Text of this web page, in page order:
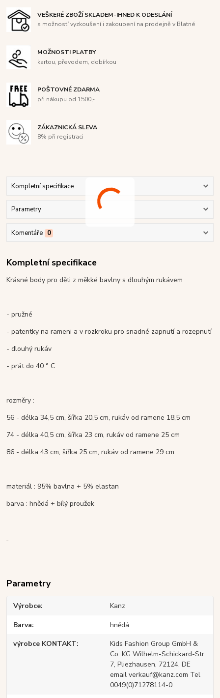
VEŠKERÉ ZBOŽÍ SKLADEM-IHNED K ODESLÁNÍ
s možností vyzkoušení i zakoupení na prodejně v Blatné
MOŽNOSTI PLATBY
kartou, převodem, dobírkou
POŠTOVNÉ ZDARMA
při nákupu od 1500,-
ZÁKAZNICKÁ SLEVA
8% při registraci
Kompletní specifikace
Parametry
Komentáře 0
Kompletní specifikace
Krásné body pro děti z měkké bavlny s dlouhým rukávem
- pružné
- patentky na rameni a v rozkroku pro snadné zapnutí a rozepnutí
- dlouhý rukáv
- prát do 40 ° C
rozměry :
56 - délka 34,5 cm, šířka 20,5 cm, rukáv od ramene 18,5 cm
74 - délka 40,5 cm, šířka 23 cm, rukáv od ramene 25 cm
86 - délka 43 cm, šířka 25 cm, rukáv od ramene 29 cm
materiál : 95% bavlna + 5% elastan
barva : hnědá + bílý proužek
Parametry
Výrobce Kanz
Barva hnědá
výrobce KONTAKT
Kids Fashion Group GmbH &
Co. KG Wilhelm-Schickard-Str.
7, Pliezhausen, 72124, DE
email verkauf@kanz.com Tel
0049(0)71278114-0